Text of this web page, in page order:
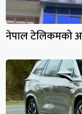
नेपाल टेलिकमको